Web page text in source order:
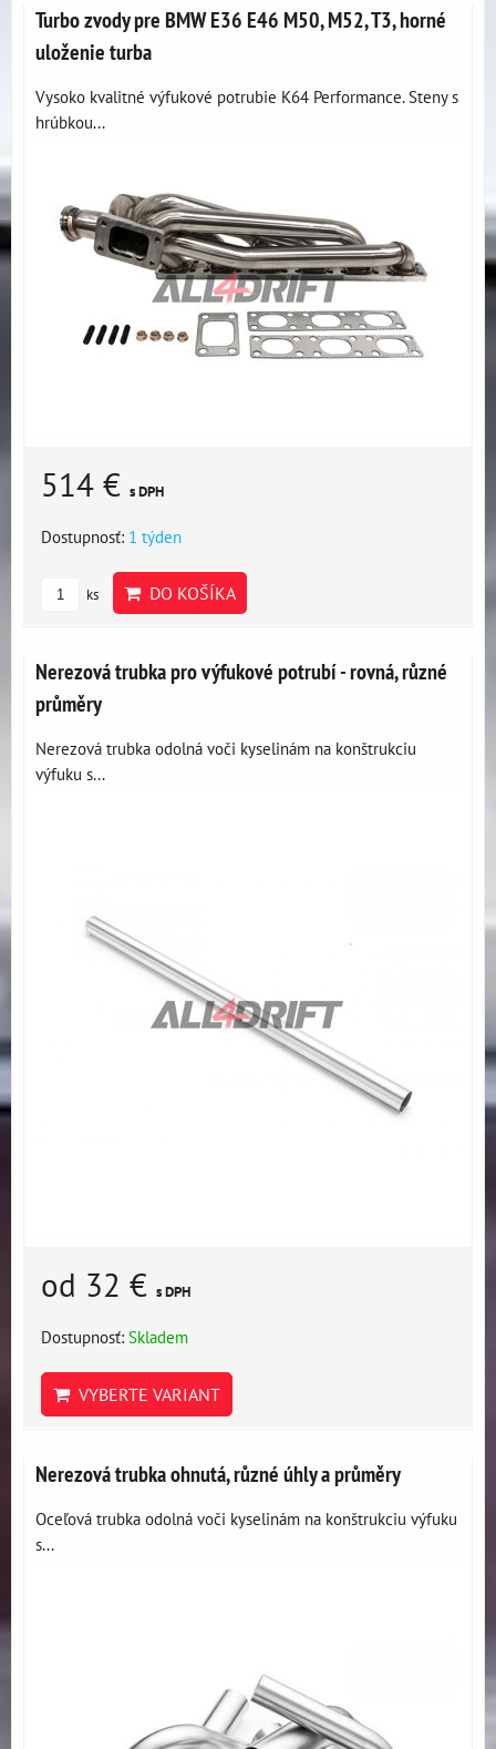
Turbo zvody pre BMW E36 E46 M50, M52, T3, horné
uloženie turba
Vysoko kvalitné výfukové potrubie K64 Performance. Steny s
hrúbkou...
514 € s DPH
Dostupnosť: 1 týden
ks DO KOŠÍKA
Nerezová trubka pro výfukové potrubí - rovná, různé
průměry
Nerezová trubka odolná voči kyselinám na konštrukciu
výfuku s...
od 32 € s DPH
Dostupnosť: Skladem
VYBERTE VARIANT
Nerezová trubka ohnutá, různé úhly a průměry
Oceľová trubka odolná voči kyselinám na konštrukciu výfuku
s...